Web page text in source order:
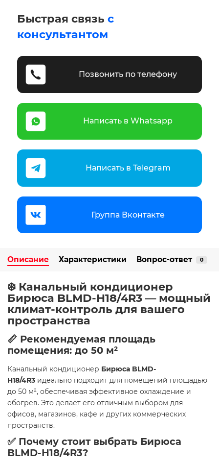
Быстрая связь с
консультантом
Позвонить по телефону
Написать в Whatsapp
Написать в Telegram
Группа Вконтакте
Описание Характеристики Вопрос-ответ 0
❄️ Канальный кондиционер
Бирюса BLMD-H18/4R3 — мощный
климат-контроль для вашего
пространства
📏 Рекомендуемая площадь
помещения: до 50 м²
Канальный кондиционер Бирюса BLMD-
H18/4R3 идеально подходит для помещений площадью
до 50 м², обеспечивая эффективное охлаждение и
обогрев. Это делает его отличным выбором для
офисов, магазинов, кафе и других коммерческих
пространств.
✅ Почему стоит выбрать Бирюса
BLMD-H18/4R3?